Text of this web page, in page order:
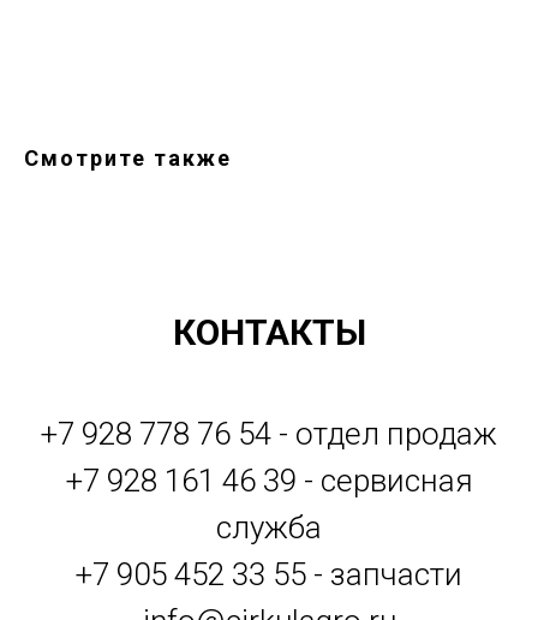
Смотрите также
КОНТАКТЫ
+7 928 778 76 54 - отдел продаж
+7 928 161 46 39 - сервисная
служба
+7 905 452 33 55 - запчасти